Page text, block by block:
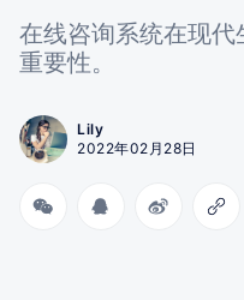
在线咨询系统在现
重要性。
Lily
2022年02月28日